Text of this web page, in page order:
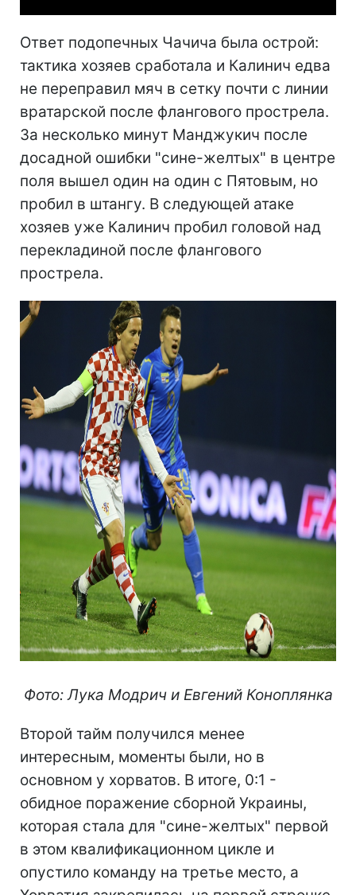
Ответ подопечных Чачича была острой:
тактика хозяев сработала и Калинич едва
не переправил мяч в сетку почти с линии
вратарской после флангового прострела.
За несколько минут Манджукич после
досадной ошибки "сине-желтых" в центре
поля вышел один на один с Пятовым, но
пробил в штангу. В следующей атаке
хозяев уже Калинич пробил головой над
перекладиной после флангового
прострела.
Фото: Лука Модрич и Евгений Коноплянка
Второй тайм получился менее
интересным, моменты были, но в
основном у хорватов. В итоге, 0:1 -
обидное поражение сборной Украины,
которая стала для "сине-желтых" первой
в этом квалификационном цикле и
опустило команду на третье место, а